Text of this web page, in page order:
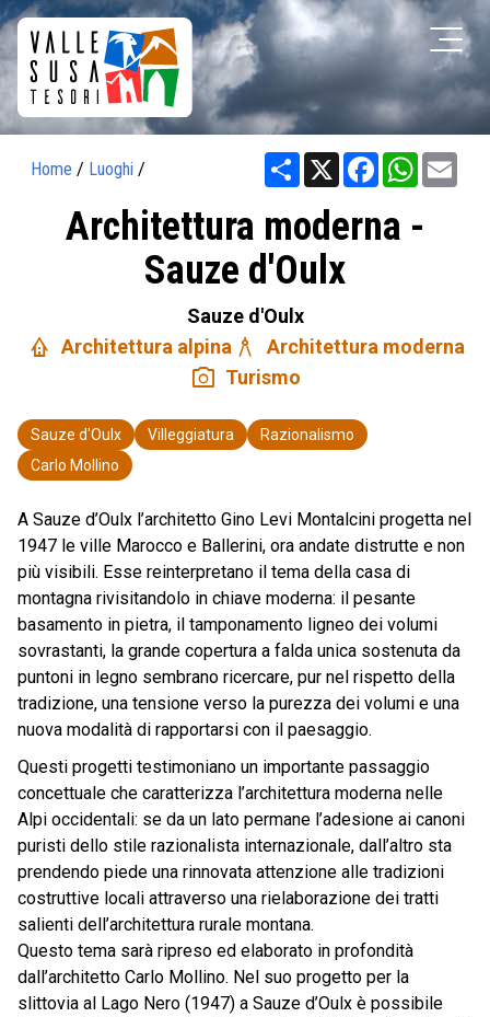
Home / Luoghi / Share X Facebook
Architettura moderna -
Sauze d'Oulx
Sauze d'Oulx
bungalow Architettura alpinaarchitecture Architettura moderna
photo_camera Turismo
Sauze d'Oulx Villeggiatura
Razionalismo
Carlo Mollino
A Sauze d’Oulx l’architetto Gino Levi Montalcini progetta nel
1947 le ville Marocco e Ballerini, ora andate distrutte e non
più visibili. Esse reinterpretano il tema della casa di
montagna rivisitandolo in chiave moderna: il pesante
basamento in pietra, il tamponamento ligneo dei volumi
sovrastanti, la grande copertura a falda unica sostenuta da
puntoni in legno sembrano ricercare, pur nel rispetto della
tradizione, una tensione verso la purezza dei volumi e una
nuova modalità di rapportarsi con il paesaggio.
Questi progetti testimoniano un importante passaggio
concettuale che caratterizza l’architettura moderna nelle
Alpi occidentali: se da un lato permane l’adesione ai canoni
puristi dello stile razionalista internazionale, dall’altro sta
prendendo piede una rinnovata attenzione alle tradizioni
costruttive locali attraverso una rielaborazione dei tratti
salienti dell’architettura rurale montana.
Questo tema sarà ripreso ed elaborato in profondità
dall’architetto Carlo Mollino. Nel suo progetto per la
slittovia al Lago Nero (1947) a Sauze d’Oulx è possibile